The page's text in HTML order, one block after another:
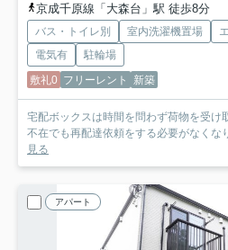
京成千原線「大森台」駅 徒歩8分
バス・トイレ別 室内洗濯機置場
電気有
駐輪場
敷礼0 フリーレント 新築
宅配ボックスは時間を問わず荷物を受け
不在でも再配達依頼をする必要がなくな
見る
アパート